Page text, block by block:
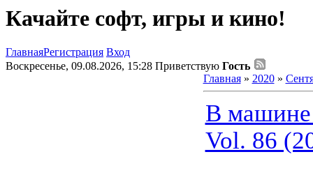
Качайте софт, игры и кино!
ГлавнаяРегистрация Вход
Воскресенье, 09.08.2026, 15:28 Приветствую Гость
Главная» 2020 »
В машине
Vol. 86